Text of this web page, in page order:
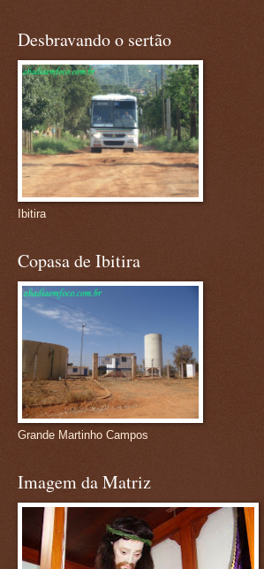
Desbravando o sertão
Ibitira
Copasa de Ibitira
Grande Martinho Campos
Imagem da Matriz